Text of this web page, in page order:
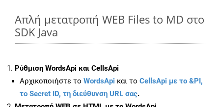
Απλή μετατροπή WEB Files to MD στο
SDK Java
Ρύθμιση WordsApi και CellsApi
Αρχικοποιήστε το WordsApi και το CellsApi με το &PI,
το Secret ID, τη διεύθυνση URL σας.